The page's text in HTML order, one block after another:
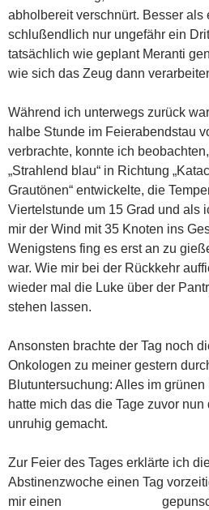
abholbereit verschnürt. Besser als
schlußendlich nur ungefähr ein
tatsächlich wie geplant Meranti
wie sich das Zeug dann
Während ich unterwegs zurück
halbe Stunde im Feierabendstau
verbrachte, konnte ich
„Strahlend blau“ in Richtung
Grautönen“ entwickelte, die
Viertelstunde um 15 Grad und als
mir der Wind mit 35 Knoten ins
Wenigstens fing es erst an zu
war. Wie mir bei der Rückkehr
wieder mal die Luke über der
stehen lassen.
Ansonsten brachte der Tag noch
Onkologen zu meiner gestern
Blutuntersuchung: Alles im grünen
hatte mich das die Tage zuvor
unruhig gemacht.
Zur Feier des Tages erklärte ich
Abstinenzwoche einen Tag
mir einen gepunschten